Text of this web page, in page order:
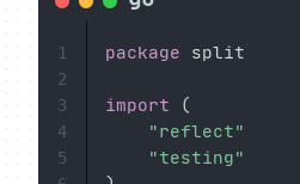
package split
import
(
"reflect"
"testing"
1
2
3
4
5